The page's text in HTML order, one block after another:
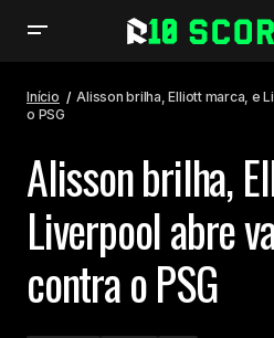
Início
Alisson brilha, Elliott marca, e
o PSG
Alisson brilha,
Liverpool abre
contra o PSG